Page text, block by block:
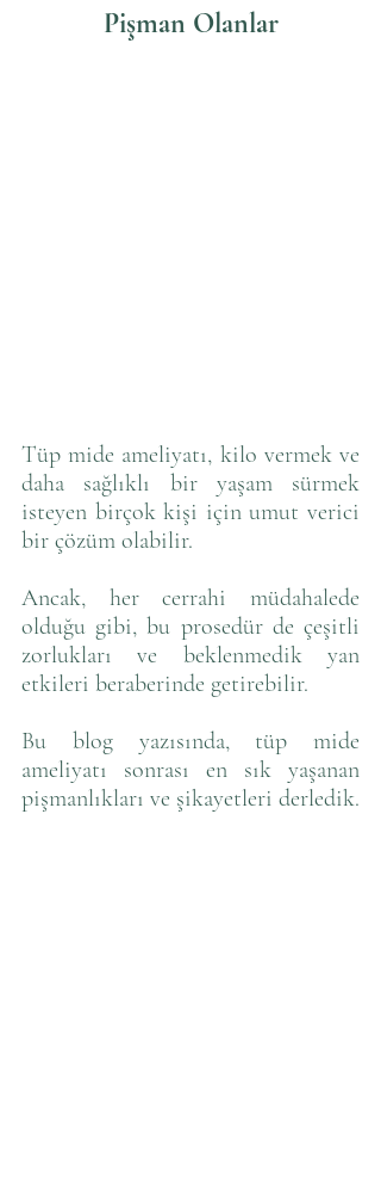
Pişman Olanlar
Tüp mide ameliyatı, kilo vermek ve
daha sağlıklı bir yaşam sürmek
isteyen birçok kişi için umut verici
bir çözüm olabilir.
Ancak, her cerrahi müdahalede
olduğu gibi, bu prosedür de çeşitli
zorlukları ve beklenmedik yan
etkileri beraberinde getirebilir.
Bu blog yazısında, tüp mide
ameliyatı sonrası en sık yaşanan